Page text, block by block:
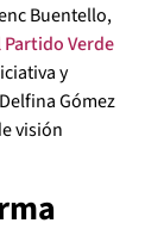
Buentello,
Verde
y
Gómez
visión